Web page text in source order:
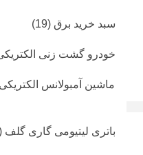
سبد خرید برق (19)
خودرو گشت زنی
ماشین آمبولانس
باتری لیتیومی گاری گلف